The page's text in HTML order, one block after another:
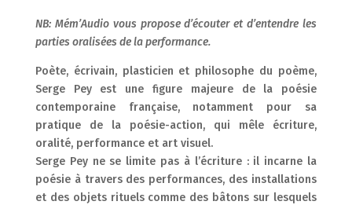
NB: Mém’Audio vous propose d’écouter et d’entendre les
parties oralisées de la performance.
Poète, écrivain, plasticien et philosophe du poème,
Serge Pey est une figure majeure de la poésie
contemporaine française, notamment pour sa
pratique de la poésie-action, qui mêle écriture,
oralité, performance et art visuel.
Serge Pey ne se limite pas à l’écriture : il incarne la
poésie à travers des performances, des installations
et des objets rituels comme des bâtons sur lesquels